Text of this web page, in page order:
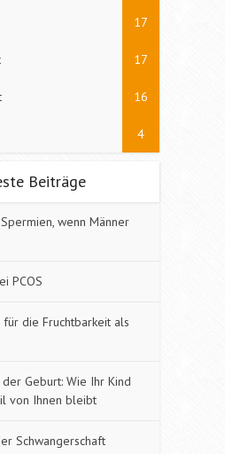
17
17
16
4
Beiträge
wenn Männer
PCOS
die Fruchtbarkeit als
Geburt: Wie Ihr Kind
von Ihnen bleibt
Schwangerschaft